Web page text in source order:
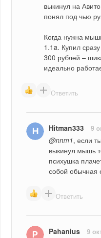
выкинул на
понял под чью
Когда нужна
1.1a. Купил
300 рублей –
идеально
Ответить
Hitman333 9
@nnm1, если
выкинул мышь
психушка
собой обычная
Ответить
Pahanius 9